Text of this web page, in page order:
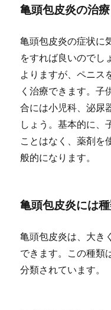
亀頭包皮炎の治
亀頭包皮炎の症状に
をすれば良いのでし
よりますが、ペニス
く治療できます。子
合には小児科、泌尿
しょう。基本的に、
ことはなく、薬剤を
般的になります。
亀頭包皮炎には
亀頭包皮炎は、大き
できます。この種類
分類されています。